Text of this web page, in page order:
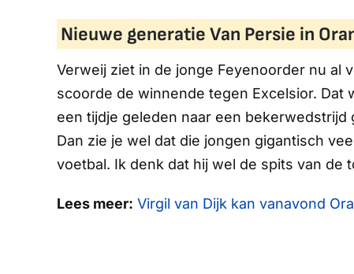
Nieuwe generatie Van Persie in
Verweij ziet in de jonge Feyenoorder nu al
scoorde de winnende tegen Excelsior. Dat
een tijdje geleden naar een
Dan zie je wel dat die jongen gigantisch
voetbal. Ik denk dat hij wel de spits van de
Lees meer: Virgil van Dijk kan vanavond